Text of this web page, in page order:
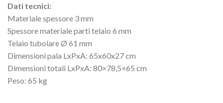
Dati tecnici:
Materiale spessore 3 mm
Spessore materiale parti telaio 6 mm
Telaio tubolare Ø 61 mm
Dimensioni pala LxPxA: 65x60x27 cm
Dimensioni totali LxPxA: 80×78,5×65 cm
Peso: 65 kg